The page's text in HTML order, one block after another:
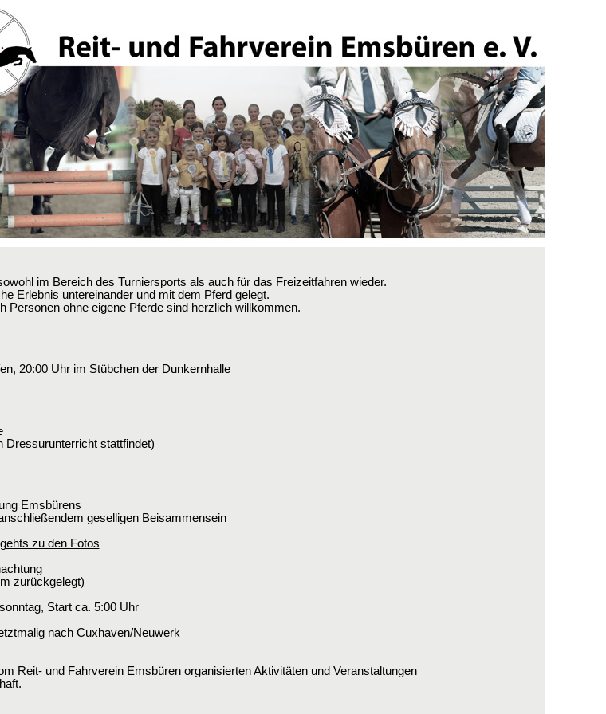
im Bereich des Turniersports als auch für das Freizeitfahren wieder.
Erlebnis untereinander und mit dem Pferd gelegt.
Personen ohne eigene Pferde sind herzlich willkommen.
20:00 Uhr im Stübchen der Dunkernhalle
Dressurunterricht stattfindet)
Emsbürens
geselligen Beisammensein
zu den Fotos
zurückgelegt)
Start ca. 5:00 Uhr
nach Cuxhaven/Neuwerk
Reit- und Fahrverein Emsbüren organisierten Aktivitäten und Veranstaltungen